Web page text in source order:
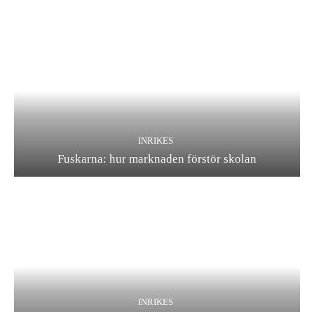
INRIKES
Fuskarna: hur marknaden förstör skolan
INRIKES